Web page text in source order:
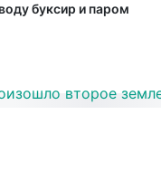
буксир и паром